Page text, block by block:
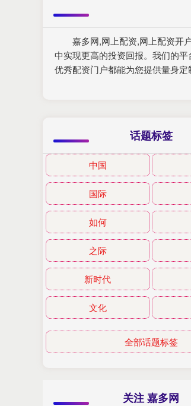
嘉多网,网上配资,网上配资开
中实现更高的投资回报。我们的
优秀配资门户都能为您提供量身
话题标签
中国
国际
如何
之际
新时代
文化
全部话题标签
关注 嘉多网